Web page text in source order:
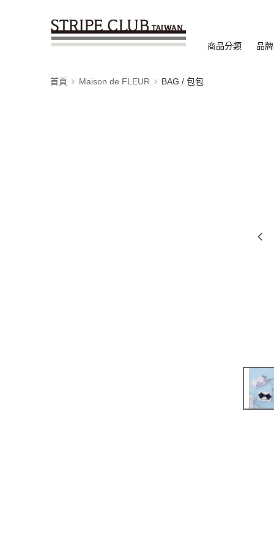
商品分類 品
首頁 Maison de FLEUR BAG / 包包